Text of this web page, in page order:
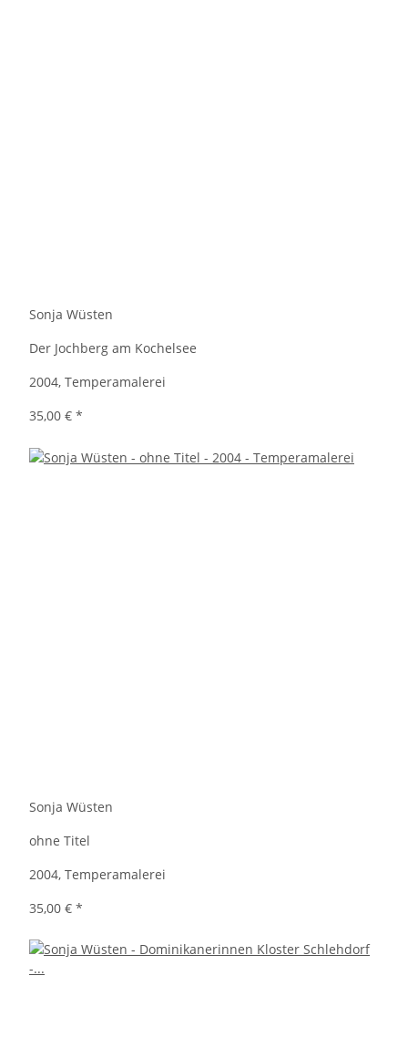
Sonja Wüsten
Der Jochberg am Kochelsee
2004, Temperamalerei
35,00 € *
Sonja Wüsten
ohne Titel
2004, Temperamalerei
35,00 € *